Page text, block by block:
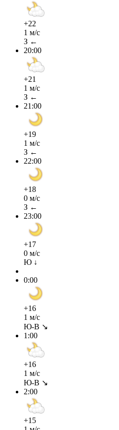
+22
1 м/с
З ←
20:00
+21
1 м/с
З ←
21:00
+19
1 м/с
З ←
22:00
+18
0 м/с
З ←
23:00
+17
0 м/с
Ю ↓
0:00
+16
1 м/с
Ю-В ↘
1:00
+16
1 м/с
Ю-В ↘
2:00
+15